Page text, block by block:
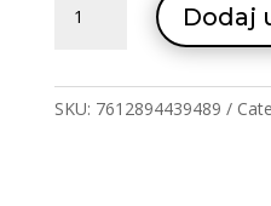
seal
10m
Dodaj
SKU: 7612894439489